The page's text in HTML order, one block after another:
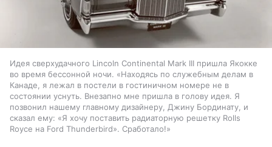
Идея сверхудачного Lincoln Continental Mark III пришла Якокке
во время бессонной ночи. «Находясь по служебным делам в
Канаде, я лежал в постели в гостиничном номере не в
состоянии уснуть. Внезапно мне пришла в голову идея. Я
позвонил нашему главному дизайнеру, Джину Бординату, и
сказал ему: «Я хочу поставить радиаторную решетку Rolls
Royce на Ford Thunderbird». Сработало!»